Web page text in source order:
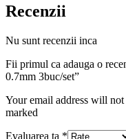
Recenzii
Nu sunt recenzii inca
Fii primul ca adauga o
0.7mm 3buc/set”
Your email address will
marked
Evaluarea ta *